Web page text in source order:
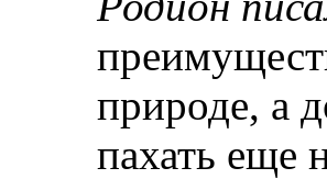
природе, а
пахать еще